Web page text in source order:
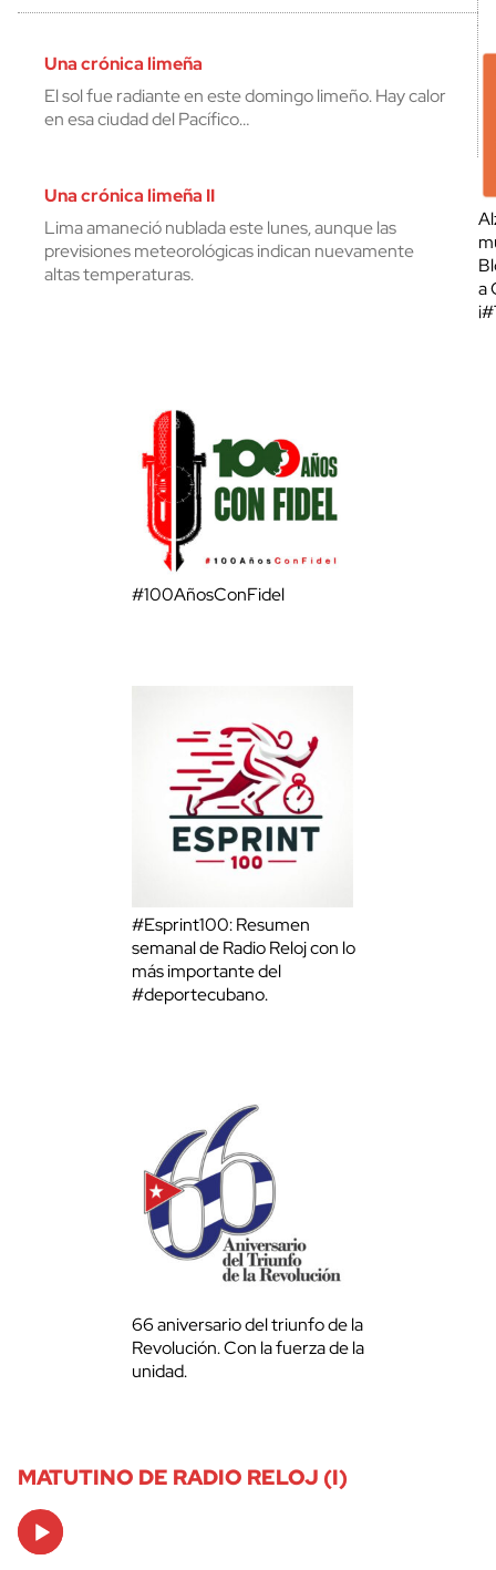
Una crónica limeña
El sol fue radiante en este domingo limeño. Hay calor
en esa ciudad del Pacífico…
Una crónica limeña II
Lima amaneció nublada este lunes, aunque las
previsiones meteorológicas indican nuevamente
altas temperaturas.
a
#100AñosConFidel
#Esprint100: Resumen
semanal de Radio Reloj con lo
más importante del
#deportecubano.
66 aniversario del triunfo de la
Revolución. Con la fuerza de la
unidad.
MATUTINO DE RADIO RELOJ (I)
Audio
Player